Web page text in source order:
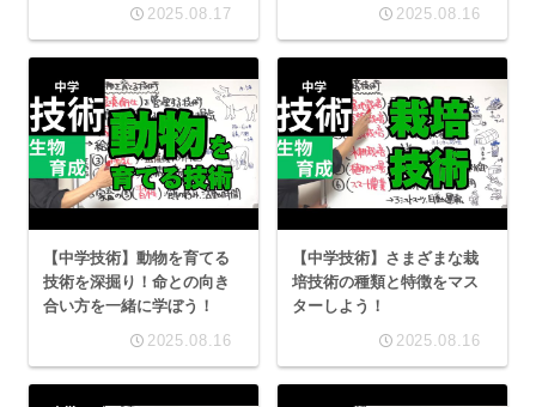
2025.08.17
2025.08.16
【中学技術】動物を育てる
技術を深掘り！命との向き
合い方を一緒に学ぼう！
2025.08.16
【中学技術】さまざまな栽
培技術の種類と特徴をマス
ターしよう！
2025.08.16